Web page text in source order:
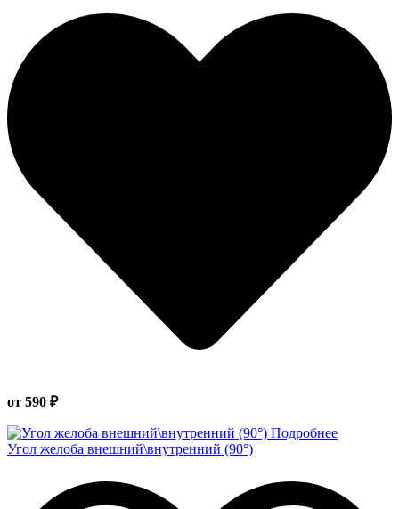
от 590 ₽
Подробнее
Угол желоба внешний\внутренний (90°)